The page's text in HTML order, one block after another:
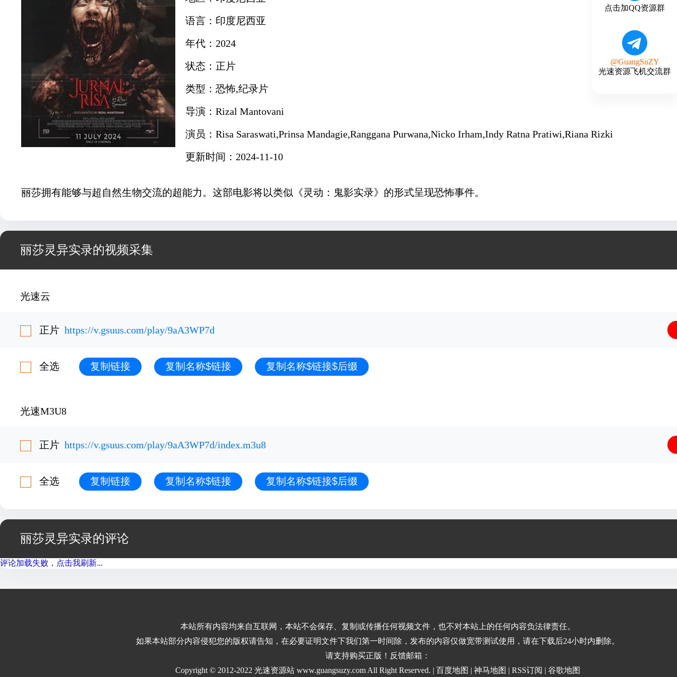
语言：印度尼西亚
年代：2024
状态：正片
类型：恐怖,纪录片
导演：Rizal Mantovani
演员：Risa Saraswati,Prinsa Mandagie,Ranggana Purwana,Nicko Irham,Indy Ratna Pratiwi,Riana Rizki
更新时间：2024-11-10
丽莎拥有能够与超自然生物交流的超能力。这部电影将以类似《灵动：鬼影实录》的形式呈现恐怖事件。
丽莎灵异实录的视频采集
光速云
正片 https://v.gsuus.com/play/9aA3WP7d
全选 复制链接 复制名称$链接 复制名称$链接$后缀
光速M3U8
正片 https://v.gsuus.com/play/9aA3WP7d/index.m3u8
全选 复制链接 复制名称$链接 复制名称$链接$后缀
丽莎灵异实录的评论
评论加载失败，点击我刷新...
点击加QQ资源群
@GuangSuZY
光速资源飞机交流群
本站所有内容均来自互联网，本站不会保存、复制或传播任何视频文件，也不对本站上的任何内容负法律责任。
如果本站部分内容侵犯您的版权请告知，在必要证明文件下我们第一时间除，发布的内容仅做宽带测试使用，请在下载后24小时内删除。
请支持购买正版！反馈邮箱：
Copyright © 2012-2022 光速资源站 www.guangsuzy.com All Right Reserved. | 百度地图 | 神马地图 | RSS订阅 | 谷歌地图